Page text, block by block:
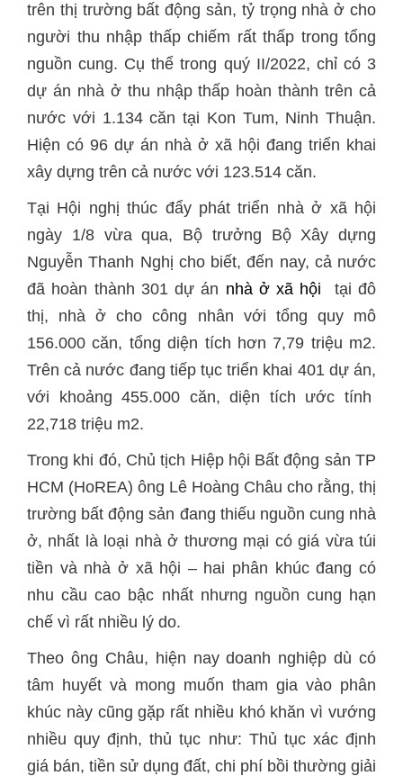
trên thị trường bất động sản, tỷ trọng nhà ở cho
người thu nhập thấp chiếm rất thấp trong tổng
nguồn cung. Cụ thể trong quý II/2022, chỉ có 3
dự án nhà ở thu nhập thấp hoàn thành trên cả
nước với 1.134 căn tại Kon Tum, Ninh Thuận.
Hiện có 96 dự án nhà ở xã hội đang triển khai
xây dựng trên cả nước với 123.514 căn.
Tại Hội nghị thúc đẩy phát triển nhà ở xã hội
ngày 1/8 vừa qua, Bộ trưởng Bộ Xây dựng
Nguyễn Thanh Nghị cho biết, đến nay, cả nước
đã hoàn thành 301 dự án nhà ở xã hội
tại đô
thị, nhà ở cho công nhân với tổng quy mô
156.000 căn, tổng diện tích hơn 7,79 triệu m2.
Trên cả nước đang tiếp tục triển khai 401 dự án,
với khoảng 455.000 căn, diện tích ước tính
22,718 triệu m2.
Trong khi đó, Chủ tịch Hiệp hội Bất động sản TP
HCM (HoREA) ông Lê Hoàng Châu cho rằng, thị
trường bất động sản đang thiếu nguồn cung nhà
ở, nhất là loại nhà ở thương mại có giá vừa túi
tiền và nhà ở xã hội – hai phân khúc đang có
nhu cầu cao bậc nhất nhưng nguồn cung hạn
chế vì rất nhiều lý do.
Theo ông Châu, hiện nay doanh nghiệp dù có
tâm huyết và mong muốn tham gia vào phân
khúc này cũng gặp rất nhiều khó khăn vì vướng
nhiều quy định, thủ tục như: Thủ tục xác định
giá bán, tiền sử dụng đất, chi phí bồi thường giải